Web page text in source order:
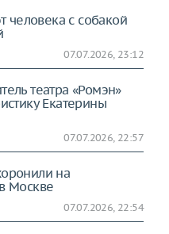
человека с собакой
07.07.2026, 23:12
театра «Ромэн»
Екатерины
07.07.2026, 22:57
на
Москве
07.07.2026, 22:54